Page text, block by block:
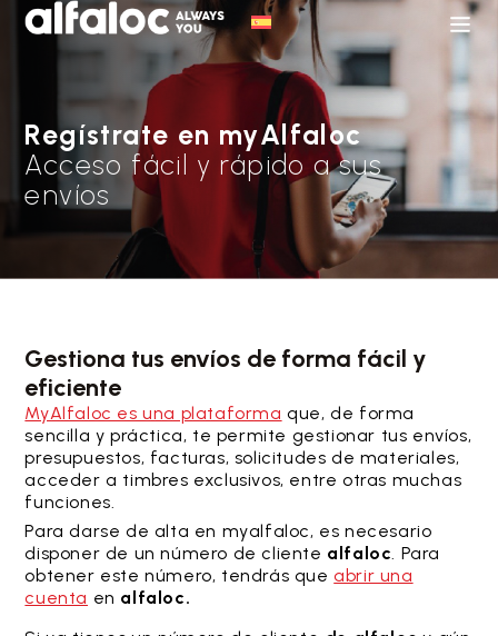
Regístrate en myAlfaloc
Acceso fácil y rápido a sus
envíos
Gestiona tus envíos de forma fácil y
eficiente
MyAlfaloc es una plataforma que, de forma
sencilla y práctica, te permite gestionar tus envíos,
presupuestos, facturas, solicitudes de materiales,
acceder a timbres exclusivos, entre otras muchas
funciones.
Para darse de alta en myalfaloc, es necesario
disponer de un número de cliente alfaloc. Para
obtener este número, tendrás queabrir una
cuenta en alfaloc.